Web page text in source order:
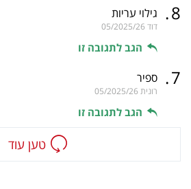
8
. גילוי עריות
דוד 05/2025/26
הגב לתגובה זו
7
. ספיר
רונית 05/2025/26
הגב לתגובה זו
טען עוד